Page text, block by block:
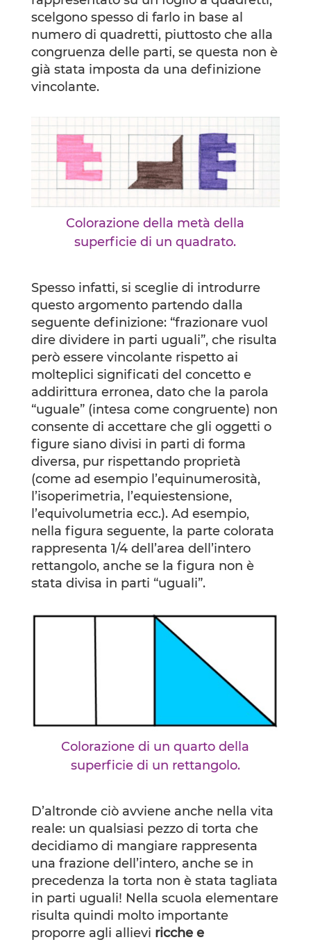
scelgono spesso di farlo in base al
numero di quadretti, piuttosto che alla
congruenza delle parti, se questa non è
già stata imposta da una definizione
vincolante.
Colorazione della metà della
superficie di un quadrato.
Spesso infatti, si sceglie di introdurre
questo argomento partendo dalla
seguente definizione: “frazionare vuol
dire dividere in parti uguali”, che risulta
però essere vincolante rispetto ai
molteplici significati del concetto e
addirittura erronea, dato che la parola
“uguale” (intesa come congruente) non
consente di accettare che gli oggetti o
figure siano divisi in parti di forma
diversa, pur rispettando proprietà
(come ad esempio l’equinumerosità,
l’isoperimetria, l’equiestensione,
l’equivolumetria ecc.). Ad esempio,
nella figura seguente, la parte colorata
rappresenta 1/4 dell’area dell’intero
rettangolo, anche se la figura non è
stata divisa in parti “uguali”.
Colorazione di un quarto della
superficie di un rettangolo.
D’altronde ciò avviene anche nella vita
reale: un qualsiasi pezzo di torta che
decidiamo di mangiare rappresenta
una frazione dell’intero, anche se in
precedenza la torta non è stata tagliata
in parti uguali! Nella scuola elementare
risulta quindi molto importante
proporre agli allievi ricche e